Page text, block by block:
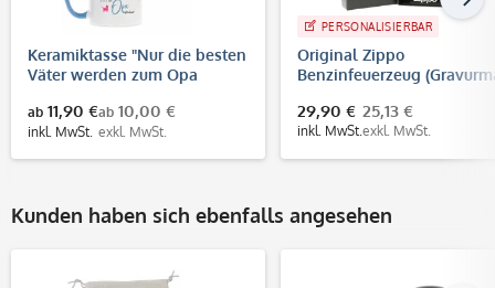
Keramiktasse "Nur die besten
Väter werden zum Opa
ab 11,90 €
inkl. MwSt.
ab 10,00 €
exkl. MwSt.
PERSONALISIERBAR
Original Zippo
Benzinfeuerzeug
29,90 €
inkl. MwSt.
25,13 €
exkl. MwSt.
Kunden haben sich ebenfalls angesehen